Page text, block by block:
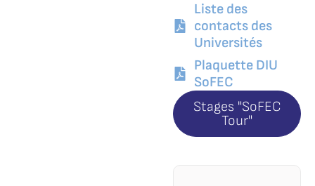
Liste des
contacts des
Universités
Plaquette DIU
SoFEC
Stages "SoFEC
Tour"